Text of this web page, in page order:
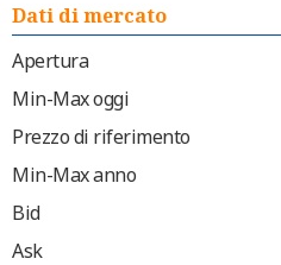
Dati di mercato
Apertura
Min-Max oggi
Prezzo di riferimento
Min-Max anno
Bid
Ask